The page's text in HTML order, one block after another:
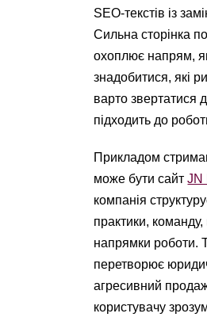
SEO-текстів із
Сильна сторінка
охоплює напрям,
знадобитися, які
варто звертатися
підходить до
Прикладом
може бути сайтJN
компанія
практики, команду,
напрямки роботи.
перетворює
агресивний
користувачу